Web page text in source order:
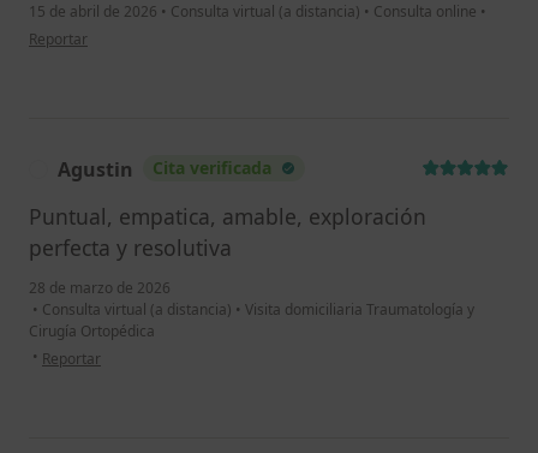
15 de abril de 2026 • Consulta virtual (a distancia) • Consulta online •
en opinión del usuario MC
Reportar
Agustin Cita verificada
Puntual, empatica, amable, exploración
perfecta y resolutiva
28 de marzo de 2026
• Consulta virtual (a distancia) • Visita domiciliaria Traumatología y
Cirugía Ortopédica
• en opinión del usuario Agustin
Reportar